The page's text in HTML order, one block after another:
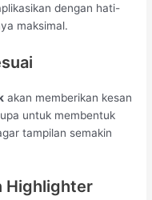
dengan hati-
maksimal.
akan memberikan kesan
untuk membentuk
tampilan semakin
Highlighter